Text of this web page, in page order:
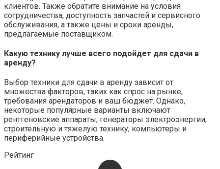
клиентов. Также обратите внимание на условия
сотрудничества, доступность запчастей и сервисного
обслуживания, а также цены и сроки аренды,
предлагаемые поставщиком.
Какую технику лучше всего подойдет для сдачи в
аренду?
Выбор техники для сдачи в аренду зависит от
множества факторов, таких как спрос на рынке,
требования арендаторов и ваш бюджет. Однако,
некоторые популярные варианты включают
рентгеновские аппараты, генераторы электроэнергии,
строительную и тяжелую технику, компьютеры и
периферийные устройства.
Рейтинг